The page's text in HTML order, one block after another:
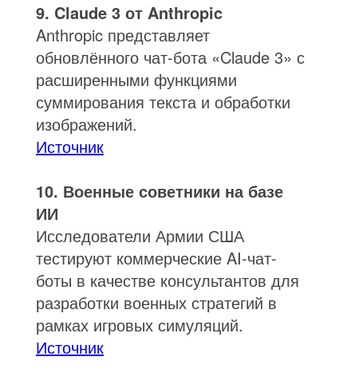
9. Claude 3 от Anthropic
Anthropic представляет
обновлённого чат-бота «Claude 3» с
расширенными функциями
суммирования текста и обработки
изображений.
Источник
10. Военные советники на базе
ИИ
Исследователи Армии США
тестируют коммерческие AI-чат-
боты в качестве консультантов для
разработки военных стратегий в
рамках игровых симуляций.
Источник